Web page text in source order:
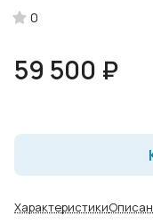
0
59 500 ₽
Характеристики